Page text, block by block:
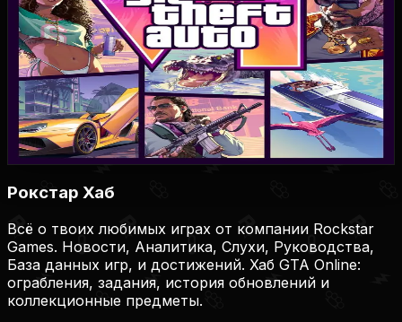
Даты выхода
PS5:19.11.2026,Xbox Series:19.11.2026
Купить игру
PlayStation Store
Xbox Store
Рокстар Хаб
Всё о твоих любимых играх от компании Rockstar
Games. Новости, Аналитика, Слухи, Руководства,
База данных игр, и достижений. Хаб GTA Online:
ограбления, задания, история обновлений и
коллекционные предметы.